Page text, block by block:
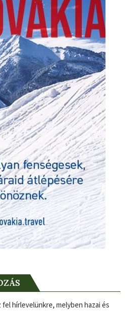
hírlevelünkre, melyben hazai és